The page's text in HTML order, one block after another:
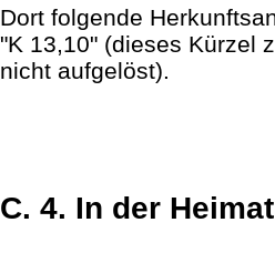
Dort folgende
"K 13,10" (dieses Kürzel
nicht aufgelöst).
C. 4. In der